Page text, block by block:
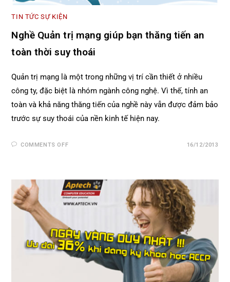
TIN TỨC SỰ KIỆN
Nghề Quản trị mạng giúp bạn thăng tiến an
toàn thời suy thoái
Quản trị mạng là một trong những vị trí cần thiết ở nhiều
công ty, đặc biệt là nhóm ngành công nghệ. Vì thế, tính an
toàn và khả năng thăng tiến của nghề này vẫn được đảm bảo
trước sự suy thoái của nền kinh tế hiện nay.
COMMENTS OFF 16/12/2013